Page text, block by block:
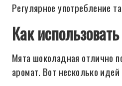
Регулярное употребление
Как
Мята шоколадная отлично
аромат. Вот несколько